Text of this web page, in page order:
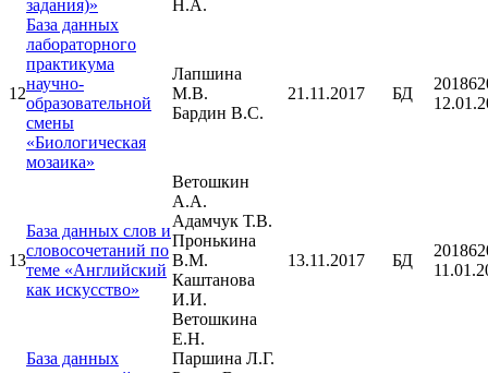
задания)» Н.А.
12
База данных
лабораторного
практикума
научно-
образовательной
смены
«Биологическая
мозаика»
Лапшина
М.В.
Бардин В.С.
21.11.2017 БД
13
База данных слов и
словосочетаний по
теме «Английский
как искусство»
Ветошкин
А.А.
Адамчук Т.В.
Пронькина
В.М.
Каштанова
И.И.
Ветошкина
Е.Н.
13.11.2017 БД
База данных
Паршина Л.Г.